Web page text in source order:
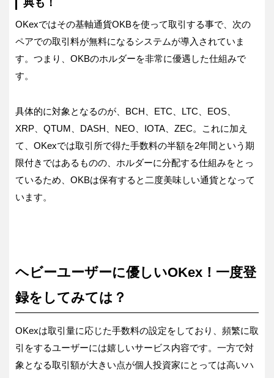
典も！
OKexではその基軸通貨OKBを使って取引する事で、次の
ペアでの取引料が無料になるシステムが導入されていま
す。つまり、OKBのホルダーを非常に優遇した仕組みで
す。
具体的に対象となるのが、BCH、ETC、LTC、EOS、
XRP、QTUM、DASH、NEO、IOTA、ZEC。これに加え
て、OKexでは取引所で得た手数料の半額を2年間という期
限付きではあるものの、ホルダーに分配する仕組みをとっ
ているため、OKBは保有すると二度美味しい通貨となって
います。
ヘビーユーザーに優しいOKex！一度登
録をしてみては？
OKexは取引量に応じた手数料の設定をしており、頻繁に取
引をするユーザーには嬉しいサービス内容です。一方で対
象となる取引額が大きい点が個人投資家にとっては高いハ